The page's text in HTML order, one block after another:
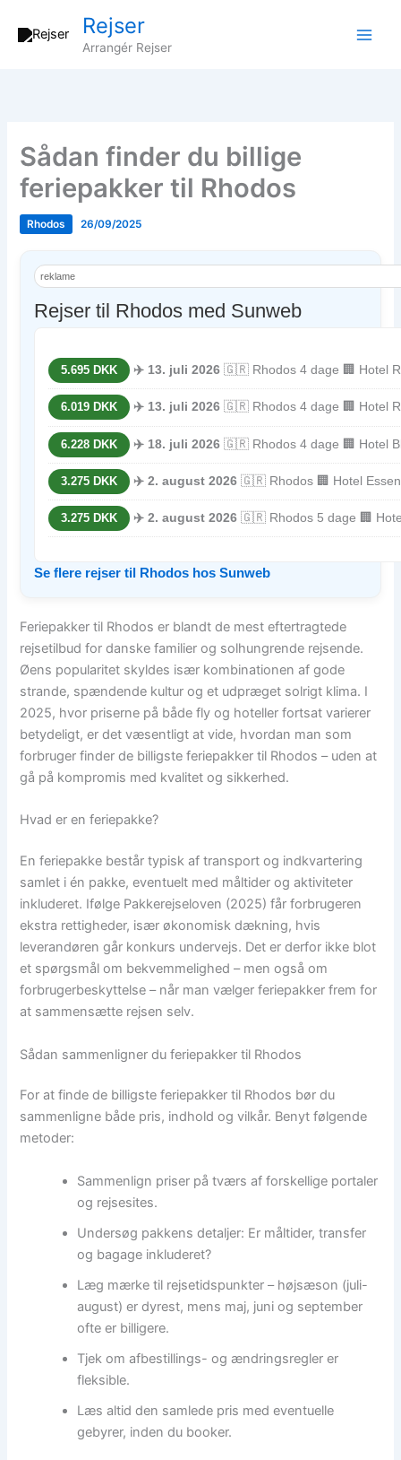
Rejser
Arrangér Rejser
Sådan finder du billige
feriepakker til Rhodos
Rhodos 26/09/2025
reklame
Rejser til Rhodos med Sunweb
5.695 DKK ✈️ 13. juli 2026 🇬🇷 Rhodos 4 dage 🏢 Hotel
6.019 DKK ✈️ 13. juli 2026 🇬🇷 Rhodos 4 dage 🏢 Hotel
6.228 DKK ✈️ 18. juli 2026 🇬🇷 Rhodos 4 dage 🏢 Hotel
3.275 DKK ✈️ 2. august 2026 🇬🇷 Rhodos 🏢 Hotel
3.275 DKK ✈️ 2. august 2026 🇬🇷 Rhodos 5 dage 🏢
Se flere rejser til Rhodos hos Sunweb
Feriepakker til Rhodos er blandt de mest eftertragtede
rejsetilbud for danske familier og solhungrende rejsende.
Øens popularitet skyldes især kombinationen af gode
strande, spændende kultur og et udpræget solrigt klima. I
2025, hvor priserne på både fly og hoteller fortsat varierer
betydeligt, er det væsentligt at vide, hvordan man som
forbruger finder de billigste feriepakker til Rhodos – uden at
gå på kompromis med kvalitet og sikkerhed.
Hvad er en feriepakke?
En feriepakke består typisk af transport og indkvartering
samlet i én pakke, eventuelt med måltider og aktiviteter
inkluderet. Ifølge Pakkerejseloven (2025) får forbrugeren
ekstra rettigheder, især økonomisk dækning, hvis
leverandøren går konkurs undervejs. Det er derfor ikke blot
et spørgsmål om bekvemmelighed – men også om
forbrugerbeskyttelse – når man vælger feriepakker frem for
at sammensætte rejsen selv.
Sådan sammenligner du feriepakker til Rhodos
For at finde de billigste feriepakker til Rhodos bør du
sammenligne både pris, indhold og vilkår. Benyt følgende
metoder:
Sammenlign priser på tværs af forskellige portaler
og rejsesites.
Undersøg pakkens detaljer: Er måltider, transfer
og bagage inkluderet?
Læg mærke til rejsetidspunkter – højsæson (juli-
august) er dyrest, mens maj, juni og september
ofte er billigere.
Tjek om afbestillings- og ændringsregler er
fleksible.
Læs altid den samlede pris med eventuelle
gebyrer, inden du booker.